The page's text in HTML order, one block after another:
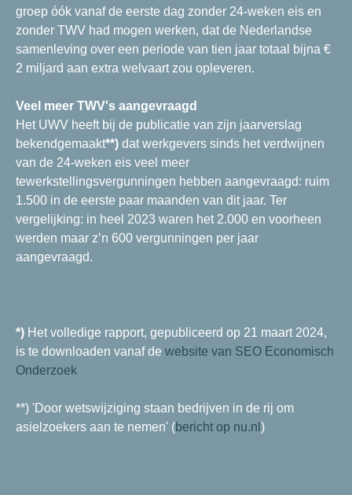
groep óók vanaf de eerste dag zonder 24-weken eis en
zonder TWV had mogen werken, dat de Nederlandse
samenleving over een periode van tien jaar totaal bijna €
2 miljard aan extra welvaart zou opleveren.
Veel meer TWV's aangevraagd
Het UWV heeft bij de publicatie van zijn jaarverslag
bekendgemaakt**) dat werkgevers sinds het verdwijnen
van de 24-weken eis veel meer
tewerkstellingsvergunningen hebben aangevraagd: ruim
1.500 in de eerste paar maanden van dit jaar. Ter
vergelijking: in heel 2023 waren het 2.000 en voorheen
werden maar z’n 600 vergunningen per jaar
aangevraagd.
*) Het volledige rapport, gepubliceerd op 21 maart 2024,
is te downloaden vanaf de website van SEO Economisch
Onderzoek
**) 'Door wetswijziging staan bedrijven in de rij om
asielzoekers aan te nemen' (bericht op nu.nl )